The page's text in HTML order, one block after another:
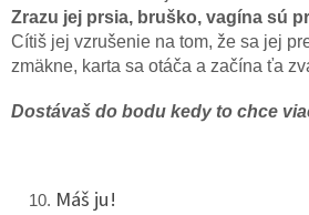
Zrazu jej prsia, bruško, vagína sú
Cítiš jej vzrušenie na tom, že sa jej
zmäkne, karta sa otáča a začína ťa
Dostávaš do bodu kedy to chce
Máš ju!